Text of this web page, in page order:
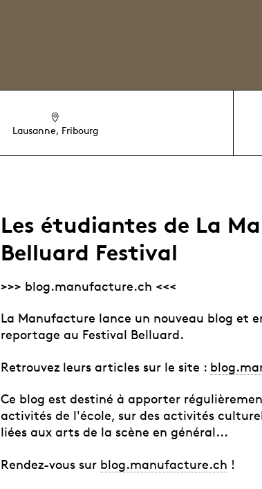
Lausanne, Fribourg
Les étudiantes de La
Belluard Festival
>>> blog.manufacture.ch <<<
La Manufacture lance un nouveau blog et
reportage au Festival Belluard.
Retrouvez leurs articles sur le site :
Ce blog est destiné à apporter
activités de l'école, sur des activités
liées aux arts de la scène en général...
Rendez-vous sur blog.manufacture.ch !